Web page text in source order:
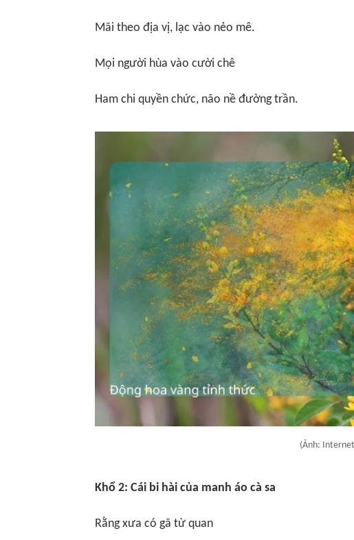
Mãi theo địa vị, lạc vào nẻo mê.
Mọi người hùa vào cười chê
Ham chi quyền chức, não nề đường trần.
(Ảnh:
Khổ 2: Cái bi hài của manh áo cà sa
Rằng xưa có gã từ quan